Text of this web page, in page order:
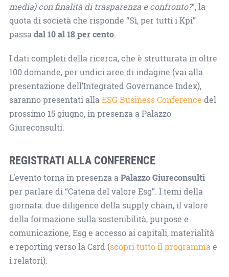
media) con finalità di trasparenza e confronto?“, la
quota di società che risponde “Sì, per tutti i Kpi”
passadal 10 al 18 per cento.
I dati completi della ricerca, che è strutturata in oltre
100 domande, per undici aree di indagine (vai alla
presentazione dell’Integrated Governance Index),
saranno presentati allaESG Business Conference del
prossimo 15 giugno, in presenza a Palazzo
Giureconsulti.
REGISTRATI ALLA CONFERENCE
L’evento torna in presenza aPalazzo Giureconsulti
per parlare di “Catena del valore Esg”. I temi della
giornata: due diligence della supply chain, il valore
della formazione sulla sostenibilità, purpose e
comunicazione, Esg e accesso ai capitali, materialità
e reporting verso la Csrd (scopri tutto il programmae
i relatori).